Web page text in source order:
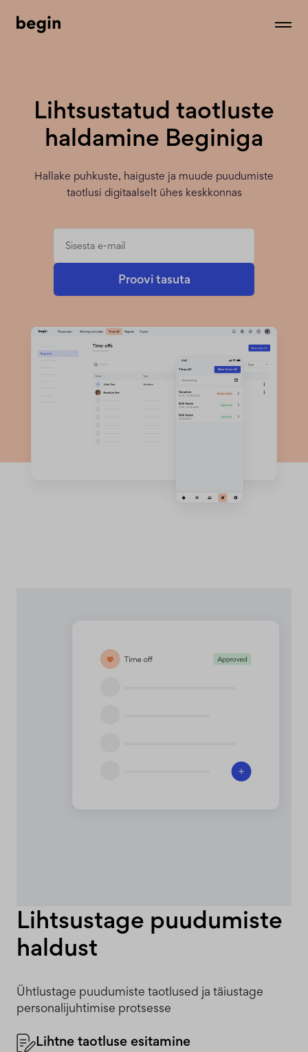
Lihtsustatud taotluste
haldamine Beginiga
Hallake puhkuste, haiguste ja muude puudumiste
taotlusi digitaalselt ühes keskkonnas
Proovi tasuta
Lihtsustage puudumiste
haldust
Ühtlustage puudumiste taotlused ja täiustage
personalijuhtimise protsesse
Lihtne taotluse esitamine